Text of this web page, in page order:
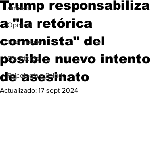
Análisis
Opinión
Información
De interés
Psicología y Salud
Trump responsabiliza
a "la retórica
comunista" del
posible nuevo intento
de asesinato
Actualizado: 17 sept 2024